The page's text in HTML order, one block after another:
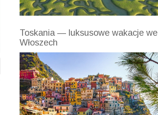
Toskania — luksusowe wakacje we
Włoszech